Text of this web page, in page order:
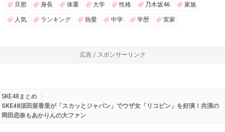
旦那 身長 体重 大学 性格 乃木坂46 家族
人気 ランキング 熱愛 中学 学歴 実家
広告 / スポンサーリンク
SKE48まとめ
SKE48須田亜香里が「スカッとジャパン」でウザ女「リコピン」を好演！共演の
岡田恋奈もあかりんの大ファン